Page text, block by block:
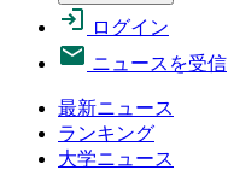
ログイン
ニュースを受信
最新ニュース
ランキング
大学ニュース